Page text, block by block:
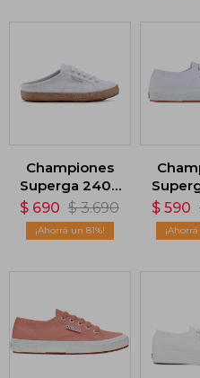
Championes
Superga 2402
Ropew -
Blanco
$ 690 $ 3.690
81
-
$ 590